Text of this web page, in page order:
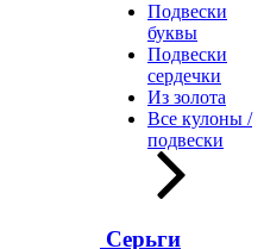
Подвески
буквы
Подвески
сердечки
Из золота
Все кулоны /
подвески
Серьги